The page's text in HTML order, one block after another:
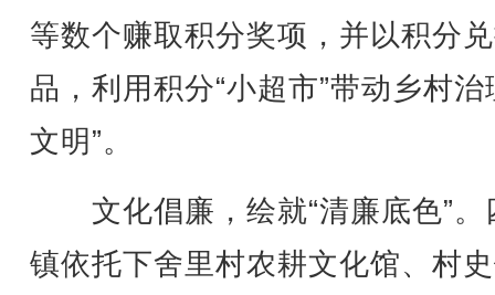
等数个赚取积分奖项，并以积分
品，利用积分“小超市”带动乡村治
文明”。
文化倡廉，绘就“清廉底色”。
镇依托下舍里村农耕文化馆、村